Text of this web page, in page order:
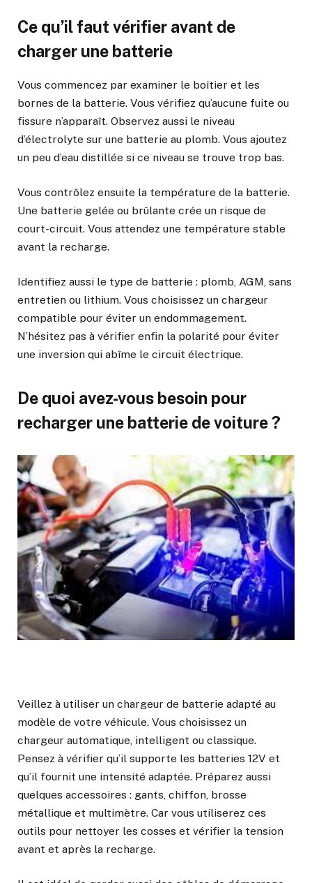
Ce qu’il faut vérifier avant de
charger une batterie
Vous commencez par examiner le boîtier et les
bornes de la batterie. Vous vérifiez qu’aucune fuite ou
fissure n’apparaît. Observez aussi le niveau
d’électrolyte sur une batterie au plomb. Vous ajoutez
un peu d’eau distillée si ce niveau se trouve trop bas.
Vous contrôlez ensuite la température de la batterie.
Une batterie gelée ou brûlante crée un risque de
court-circuit. Vous attendez une température stable
avant la recharge.
Identifiez aussi le type de batterie : plomb, AGM, sans
entretien ou lithium. Vous choisissez un chargeur
compatible pour éviter un endommagement.
N’hésitez pas à vérifier enfin la polarité pour éviter
une inversion qui abîme le circuit électrique.
De quoi avez-vous besoin pour
recharger une batterie de voiture ?
Veillez à utiliser un chargeur de batterie adapté au
modèle de votre véhicule. Vous choisissez un
chargeur automatique, intelligent ou classique.
Pensez à vérifier qu’il supporte les batteries 12V et
qu’il fournit une intensité adaptée. Préparez aussi
quelques accessoires : gants, chiffon, brosse
métallique et multimètre. Car vous utiliserez ces
outils pour nettoyer les cosses et vérifier la tension
avant et après la recharge.